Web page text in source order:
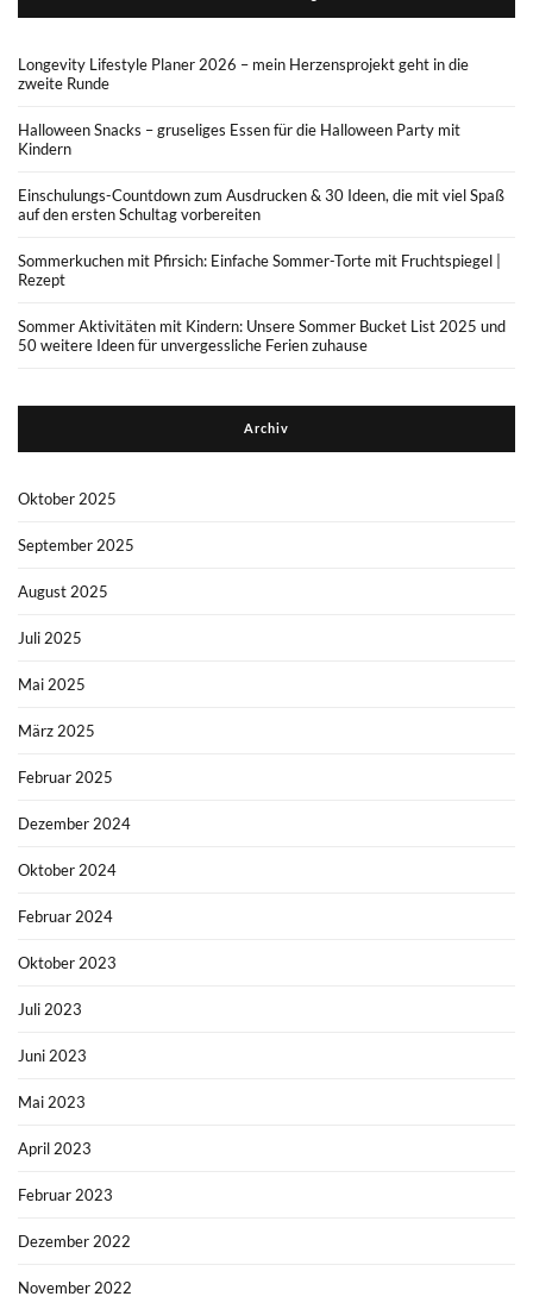
Longevity Lifestyle Planer 2026 – mein Herzensprojekt geht in die
zweite Runde
Halloween Snacks – gruseliges Essen für die Halloween Party mit
Kindern
Einschulungs-Countdown zum Ausdrucken & 30 Ideen, die mit viel Spaß
auf den ersten Schultag vorbereiten
Sommerkuchen mit Pfirsich: Einfache Sommer-Torte mit Fruchtspiegel |
Rezept
Sommer Aktivitäten mit Kindern: Unsere Sommer Bucket List 2025 und
50 weitere Ideen für unvergessliche Ferien zuhause
Archiv
Oktober 2025
September 2025
August 2025
Juli 2025
Mai 2025
März 2025
Februar 2025
Dezember 2024
Oktober 2024
Februar 2024
Oktober 2023
Juli 2023
Juni 2023
Mai 2023
April 2023
Februar 2023
Dezember 2022
November 2022